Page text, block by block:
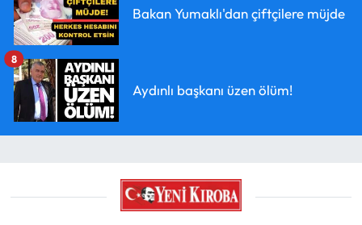
Bakan Yumaklı'dan çiftçilere müjde
Aydınlı başkanı üzen ölüm!
8